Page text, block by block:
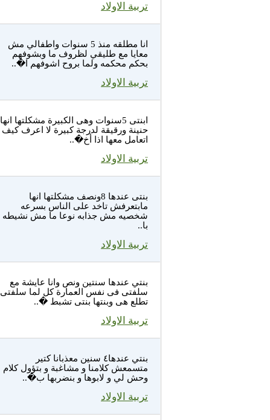
تربية الاولاد
انا مطلقه منذ 5 سنوات واطفالي مش
معايا مع طليقي لظروف ما وبشوفهم
بحكم محكمه ولما بروح اشوفهم ا�..
تربية الاولاد
ابنتى 5سنوات وهى الكبيرة مشكلتها انها
حنينة ورقيقة لدرجة كبيرة لا اعرف كيف
اتعامل معها اذا أخ�..
تربية الاولاد
بنتى عندها 8ونصف مشكلتها انها
مابتعرفش تاخد على الناس بسرعه
شخصيه مش جذابه نوعا ما مش نشيطه
با..
تربية الاولاد
بنتي عندها سنتين ونص وانا عايشة مع
سلفتى فى نفس العمارة كل لما سلفتى
تطلع هى وبنتها بنتى تشبط �..
تربية الاولاد
بنتي عندها٤ سنين معذبانا كتير
متسمعش كلامنا و مشاغبة و بتؤول كلام
وحش لي و لابوها و بنضربها ب�..
تربية الاولاد